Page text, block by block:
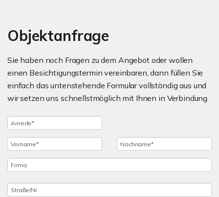
Objektanfrage
Sie haben noch Fragen zu dem Angebot oder wollen
einen Besichtigungstermin vereinbaren, dann füllen Sie
einfach das untenstehende Formular vollständig aus und
wir setzen uns schnellstmöglich mit Ihnen in Verbindung.